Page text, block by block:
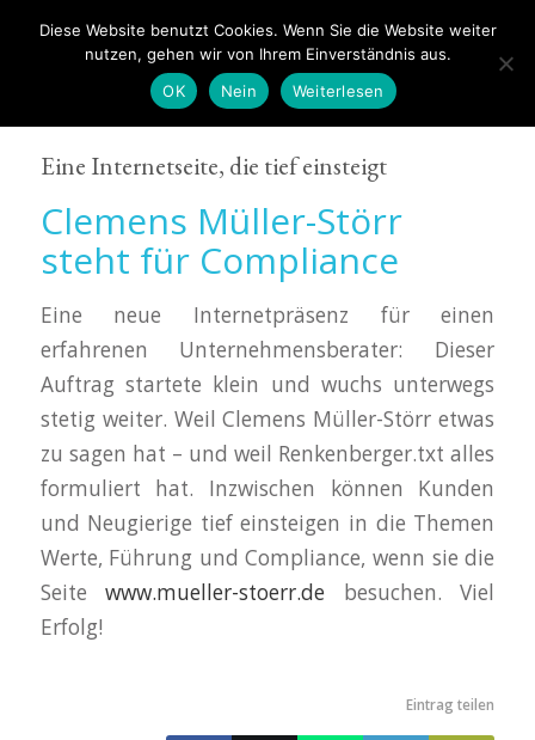
Eine Internetseite, die tief einsteigt
Clemens Müller-Störr
steht für Compliance
Eine neue Internetpräsenz für einen
erfahrenen Unternehmensberater: Dieser
Auftrag startete klein und wuchs unterwegs
stetig weiter. Weil Clemens Müller-Störr etwas
zu sagen hat – und weil Renkenberger.txt alles
formuliert hat. Inzwischen können Kunden
und Neugierige tief einsteigen in die Themen
Werte, Führung und Compliance, wenn sie die
Seite www.mueller-stoerr.de besuchen. Viel
Erfolg!
Eintrag teilen
Diese Website benutzt Cookies. Wenn Sie die Website weiter
nutzen, gehen wir von Ihrem Einverständnis aus.
OK
Nein Weiterlesen